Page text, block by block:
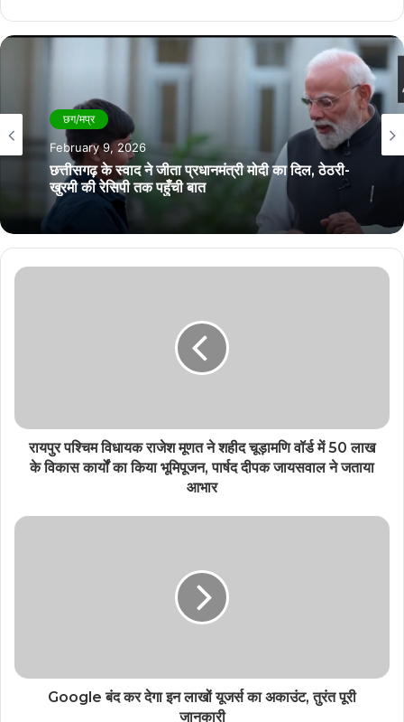
छग/मप्र
February 9, 2026
छग/मप्र
February 6, 2026
कवर्धा में स्कूली बच्चों का कार पर जानलेवा स्टंटबाज़ी का
वीडियो वायरल
रायपुर पश्चिम विधायक राजेश मूणत ने शहीद चूड़ामणि वॉर्ड में 50 लाख
के विकास कार्यों का किया भूमिपूजन, पार्षद दीपक जायसवाल ने जताया
आभार
Google बंद कर देगा इन लाखों यूजर्स का अकाउंट, तुरंत पूरी
जानकारी